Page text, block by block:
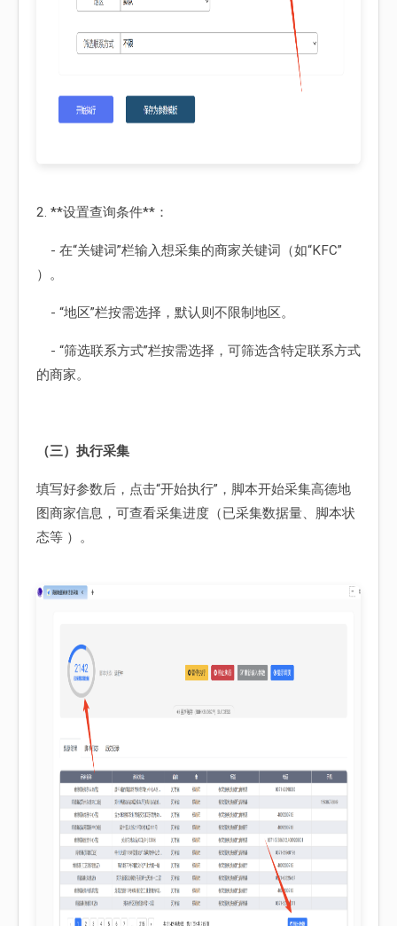
2. **设置查询条件**：
- 在“关键词”栏输入想采集的商家关键词（如“KFC”
）。
- “地区”栏按需选择，默认则不限制地区。
- “筛选联系方式”栏按需选择，可筛选含特定联系方式
的商家。
（三）执行采集
填写好参数后，点击“开始执行”，脚本开始采集高德地
图商家信息，可查看采集进度（已采集数据量、脚本状
态等 ）。